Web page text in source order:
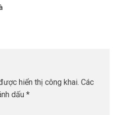
hiển thị công khai. Các
dấu *